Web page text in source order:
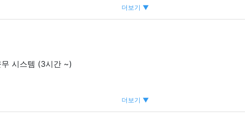
음식 준비, 정리 등
효율적으로 일할 수 있습니다!
당 요금!
더보기 ▼
시스템 (3시간 ~)
더보기 ▼